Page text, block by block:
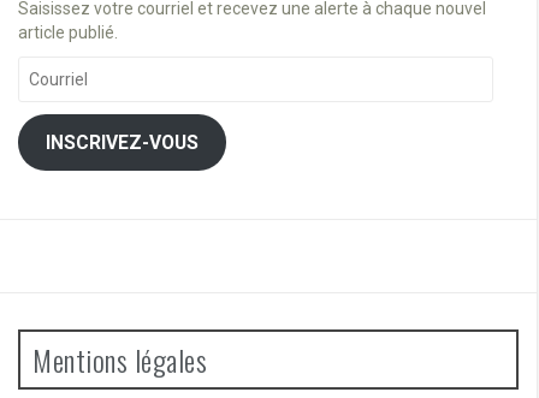
Saisissez votre courriel et recevez une alerte à chaque nouvel
article publié.
INSCRIVEZ-VOUS
Mentions légales